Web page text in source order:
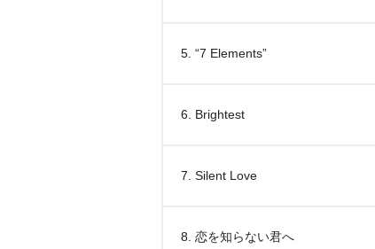
5. “7 Elements”
6. Brightest
7. Silent Love
8. 恋を知らない君へ